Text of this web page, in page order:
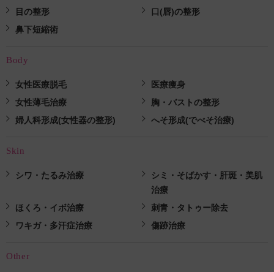
目の整形
口(唇)の整形
鼻下短縮術
Body
女性医療脱毛
医療痩身
女性薄毛治療
胸・バストの整形
婦人科形成(女性器の整形)
へそ形成(でべそ治療)
Skin
シワ・たるみ治療
シミ・そばかす・肝斑・美肌
治療
ほくろ・イボ治療
刺青・タトゥー除去
ワキガ・多汗症治療
傷跡治療
Other